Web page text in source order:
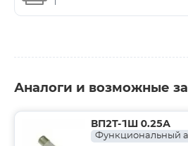
Аналоги и возможные
ВП2Т-1Ш 0.25А
Функциональный